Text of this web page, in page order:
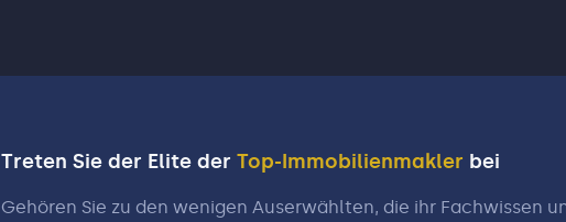
Treten Sie der Elite der Top-Immobilienmakler bei
Gehören Sie zu den wenigen Auserwählten, die ihr Fachwissen